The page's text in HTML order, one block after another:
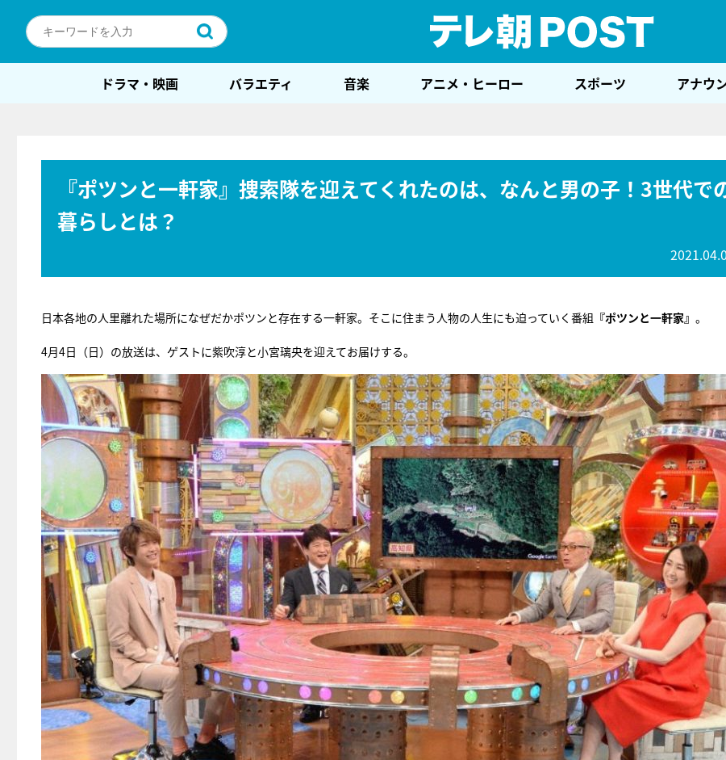
ドラマ・映画 バラエティ 音楽 アニメ・ヒーロー スポーツ アナウ
『ポツンと一軒家』捜索隊を迎えてくれたのは、なんと男の子！3世代で
暮らしとは？
日本各地の人里離れた場所になぜだかポツンと存在する一軒家。そこに住まう人物の人生にも迫っていく番組 『ポツンと一軒家』 。
4月4日（日）の放送は、ゲストに紫吹淳と小宮璃央を迎えてお届けする。
『アイ＝ラブ！げーみん
E齋藤樹愛羅＆佐々木舞
ビュー